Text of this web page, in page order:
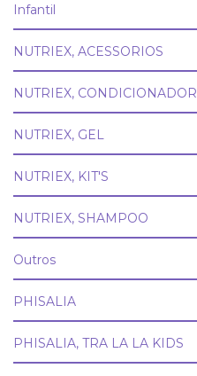
Infantil
NUTRIEX, ACESSORIOS
NUTRIEX, CONDICIONADOR
NUTRIEX, GEL
NUTRIEX, KIT'S
NUTRIEX, SHAMPOO
Outros
PHISALIA
PHISALIA, TRA LA LA KIDS